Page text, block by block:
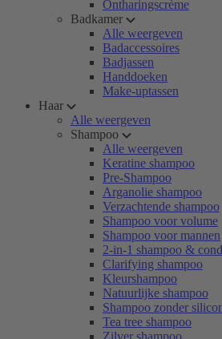
Ontharingscrème
Badkamer
Alle weergeven
Badaccessoires
Badjassen
Handdoeken
Make-uptassen
Haar
Alle weergeven
Shampoo
Alle weergeven
Keratine shampoo
Pre-Shampoo
Arganolie shampoo
Verzachtende shampoo
Shampoo voor volume
Shampoo voor mannen
2-in-1 shampoo &
Clarifying shampoo
Kleurshampoo
Natuurlijke shampoo
Shampoo zonder
Tea tree shampoo
Zilver shampoo